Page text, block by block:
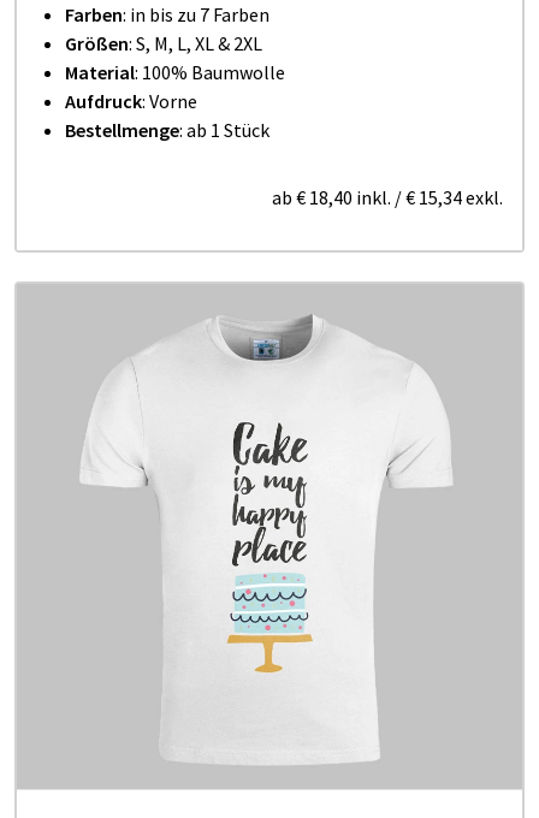
Farben: in bis zu 7 Farben
Größen: S, M, L, XL & 2XL
Material: 100% Baumwolle
Aufdruck: Vorne
Bestellmenge: ab 1 Stück
ab € 18,40 inkl. /€ 15,34exkl.